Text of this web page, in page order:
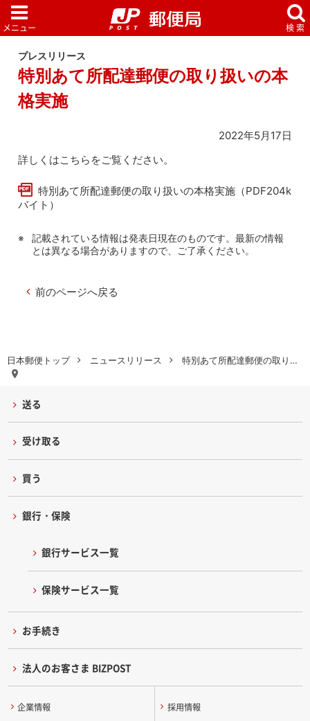
日本郵便トップ ニュースリリース 特別あて所配達郵便の取り…
プレスリリース
特別あて所配達郵便の取り扱いの本
格実施
2022年5月17日
詳しくはこちらをご覧ください。
特別あて所配達郵便の取り扱いの本格実施（PDF204k
バイト）
記載されている情報は発表日現在のものです。最新の情報
とは異なる場合がありますので、ご了承ください。
前のページへ戻る
送る
受け取る
買う
銀行・保険
銀行サービス一覧
保険サービス一覧
お手続き
法人のお客さま BIZPOST
企業情報 採用情報